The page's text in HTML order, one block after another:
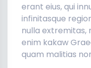
erant eius, qui
infinitasque
nulla extremitas,
enim kakaw
quam malitias